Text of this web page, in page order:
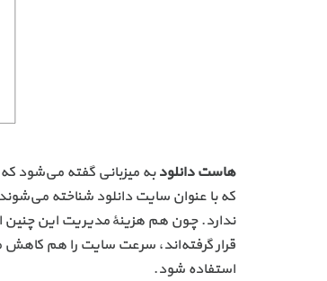
هاست دانلودبه میزبانی گفته می‌شود
که با عنوان سایت دانلود شناخته
ندارد. چون هم هزینهٔ مدیریت این چنین
قرار گرفته‌اند، سرعت سایت را هم
استفاده شود.